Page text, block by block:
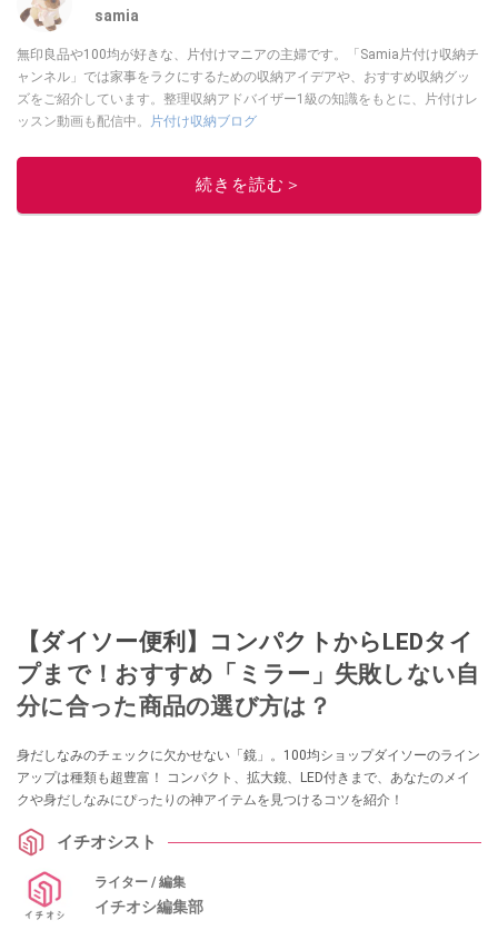
samia
無印良品や100均が好きな、片付けマニアの主婦です。「Samia片付け収納チ
ャンネル」では家事をラクにするための収納アイデアや、おすすめ収納グッ
ズをご紹介しています。整理収納アドバイザー1級の知識をもとに、片付けレ
ッスン動画も配信中。
片付け収納ブログ
このイチオシストの他の記事を読む
続きを読む＞
【ダイソー便利】コンパクトからLEDタイ
プまで！おすすめ「ミラー」失敗しない自
分に合った商品の選び方は？
身だしなみのチェックに欠かせない「鏡」。100均ショップダイソーのライン
アップは種類も超豊富！ コンパクト、拡大鏡、LED付きまで、あなたのメイ
クや身だしなみにぴったりの神アイテムを見つけるコツを紹介！
イチオシスト
ライター / 編集
イチオシ編集部